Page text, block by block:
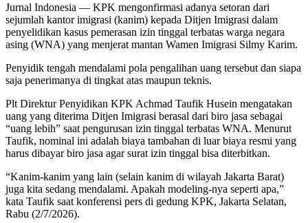
Jurnal Indonesia — KPK mengonfirmasi adanya setoran dari
sejumlah kantor imigrasi (kanim) kepada Ditjen Imigrasi dalam
penyelidikan kasus pemerasan izin tinggal terbatas warga negara
asing (WNA) yang menjerat mantan Wamen Imigrasi Silmy Karim.
Penyidik tengah mendalami pola pengalihan uang tersebut dan siapa
saja penerimanya di tingkat atas maupun teknis.
Plt Direktur Penyidikan KPK Achmad Taufik Husein mengatakan
uang yang diterima Ditjen Imigrasi berasal dari biro jasa sebagai
“uang lebih” saat pengurusan izin tinggal terbatas WNA. Menurut
Taufik, nominal ini adalah biaya tambahan di luar biaya resmi yang
harus dibayar biro jasa agar surat izin tinggal bisa diterbitkan.
“Kanim-kanim yang lain (selain kanim di wilayah Jakarta Barat)
juga kita sedang mendalami. Apakah modeling-nya seperti apa,”
kata Taufik saat konferensi pers di gedung KPK, Jakarta Selatan,
Rabu (2/7/2026).